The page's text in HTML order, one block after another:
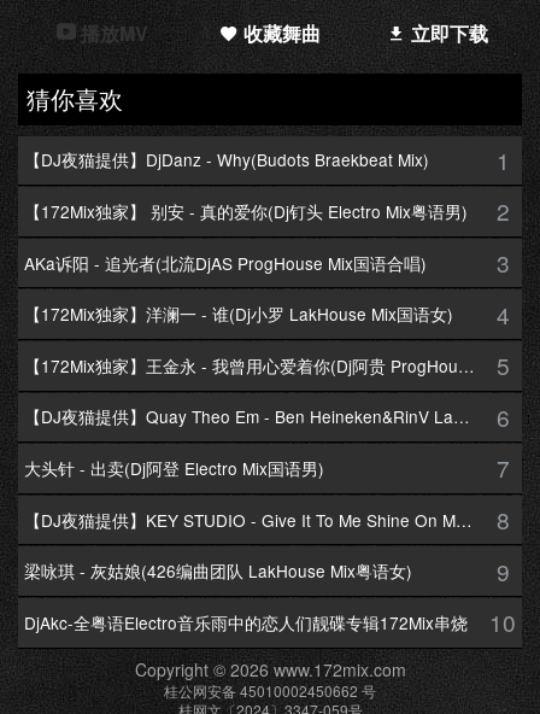
播放MV 收藏舞曲 立即下载
猜你喜欢
【DJ夜猫提供】DjDanz - Why(Budots Braekbeat Mix) 1
【172Mix独家】 别安 - 真的爱你(Dj钉头 Electro Mix粤语男) 2
AKa诉阳 - 追光者(北流DjAS ProgHouse Mix国语合唱) 3
【172Mix独家】洋澜一 - 谁(Dj小罗 LakHouse Mix国语女) 4
【172Mix独家】王金永 - 我曾用心爱着你(Dj阿贵 ProgHouse Mix国语男) 5
【DJ夜猫提供】Quay Theo Em - Ben Heineken&RinV LakHouse Mix 6
大头针 - 出卖(Dj阿登 Electro Mix国语男) 7
【DJ夜猫提供】KEY STUDIO - Give It To Me Shine On Me By Lambo Thea 8
梁咏琪 - 灰姑娘(426编曲团队 LakHouse Mix粤语女) 9
DjAkc-全粤语Electro音乐雨中的恋人们靓碟专辑172Mix串烧 10
Copyright © 2026 www.172mix.com
桂公网安备 45010002450662 号
桂网文〔2024〕3347-059号